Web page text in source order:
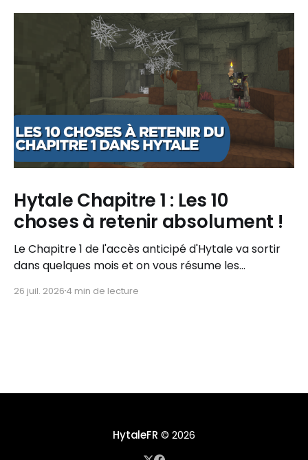
Hytale Chapitre 1 : Les 10
choses à retenir absolument !
Le Chapitre 1 de l'accès anticipé d'Hytale va sortir
dans quelques mois et on vous résume les
26 juil. 2026 4 min de lecture
HytaleFR © 2026